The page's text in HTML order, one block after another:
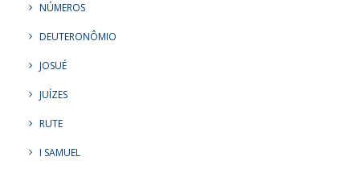
NÚMEROS
DEUTERONÔMIO
JOSUÉ
JUÍZES
RUTE
I SAMUEL